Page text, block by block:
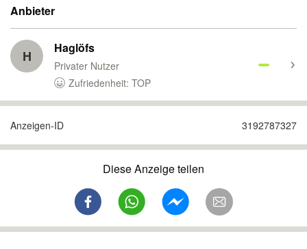
Anbieter
H Haglöfs
Privater Nutzer
Zufriedenheit: TOP
Anzeigen-ID 3192787327
Diese Anzeige teilen